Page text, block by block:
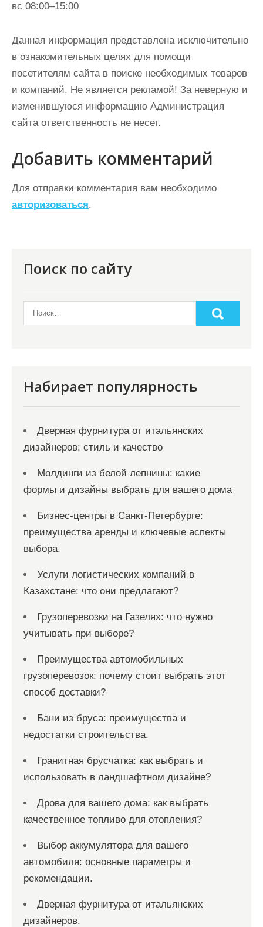
вс 08:00–15:00
Данная информация представлена исключительно
в ознакомительных целях для помощи
посетителям сайта в поиске необходимых товаров
и компаний. Не является рекламой! За неверную и
изменившуюся информацию Администрация
сайта ответственность не несет.
Добавить комментарий
Для отправки комментария вам необходимо
авторизоваться.
Поиск по сайту
Набирает популярность
Дверная фурнитура от итальянских
дизайнеров: стиль и качество
Молдинги из белой лепнины: какие
формы и дизайны выбрать для вашего дома
Бизнес-центры в Санкт-Петербурге:
преимущества аренды и ключевые аспекты
выбора.
Услуги логистических компаний в
Казахстане: что они предлагают?
Грузоперевозки на Газелях: что нужно
учитывать при выборе?
Преимущества автомобильных
грузоперевозок: почему стоит выбрать этот
способ доставки?
Бани из бруса: преимущества и
недостатки строительства.
Гранитная брусчатка: как выбрать и
использовать в ландшафтном дизайне?
Дрова для вашего дома: как выбрать
качественное топливо для отопления?
Выбор аккумулятора для вашего
автомобиля: основные параметры и
рекомендации.
Дверная фурнитура от итальянских
дизайнеров.